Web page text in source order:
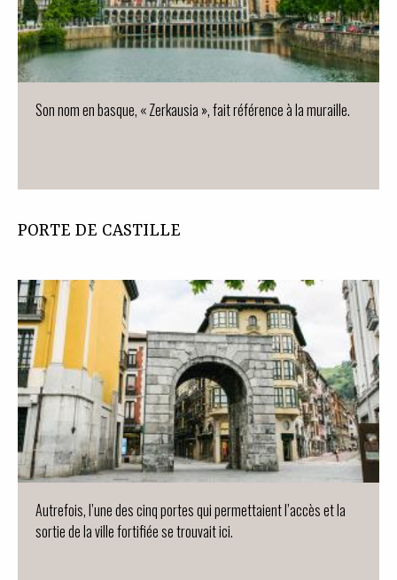
Son nom en basque, « Zerkausia », fait référence à la muraille.
PORTE DE CASTILLE
Autrefois, l’une des cinq portes qui permettaient l’accès et la
sortie de la ville fortifiée se trouvait ici.